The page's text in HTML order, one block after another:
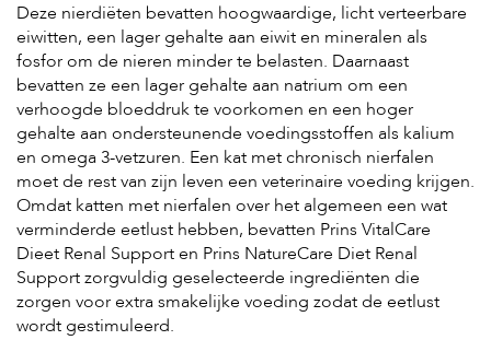
Deze nierdiëten bevatten hoogwaardige, licht verteerbare
eiwitten, een lager gehalte aan eiwit en mineralen als
fosfor om de nieren minder te belasten. Daarnaast
bevatten ze een lager gehalte aan natrium om een
verhoogde bloeddruk te voorkomen en een hoger
gehalte aan ondersteunende voedingsstoffen als kalium
en omega 3-vetzuren. Een kat met chronisch nierfalen
moet de rest van zijn leven een veterinaire voeding krijgen.
Omdat katten met nierfalen over het algemeen een wat
verminderde eetlust hebben, bevatten Prins VitalCare
Dieet Renal Support en Prins NatureCare Diet Renal
Support zorgvuldig geselecteerde ingrediënten die
zorgen voor extra smakelijke voeding zodat de eetlust
wordt gestimuleerd.